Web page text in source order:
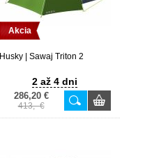
Akcia
Husky | Sawaj Triton 2
2 až 4 dni
286,20 €
413,- €